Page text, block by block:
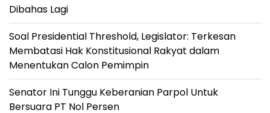
Dibahas Lagi
Soal Presidential Threshold, Legislator: Terkesan
Membatasi Hak Konstitusional Rakyat dalam
Menentukan Calon Pemimpin
Senator Ini Tunggu Keberanian Parpol Untuk
Bersuara PT Nol Persen